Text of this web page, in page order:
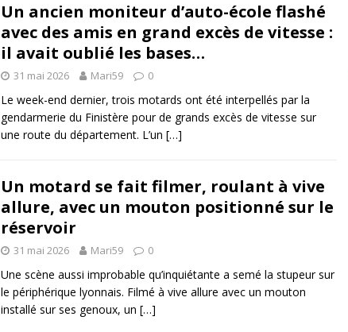
Un ancien moniteur d’auto-école flashé
avec des amis en grand excès de vitesse :
il avait oublié les bases…
31 mai 2026 Mari59 0
Le week-end dernier, trois motards ont été interpellés par la
gendarmerie du Finistère pour de grands excès de vitesse sur
une route du département. L’un […]
Un motard se fait filmer, roulant à vive
allure, avec un mouton positionné sur le
réservoir
31 mai 2026 Mari59 0
Une scène aussi improbable qu’inquiétante a semé la stupeur sur
le périphérique lyonnais. Filmé à vive allure avec un mouton
installé sur ses genoux, un […]